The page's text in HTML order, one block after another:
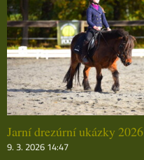
Jarní drezúrní ukázky 2026
9. 3. 2026 14:47